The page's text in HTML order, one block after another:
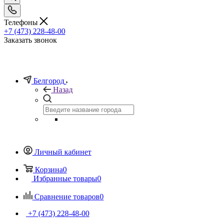
Телефоны
+7 (473) 228-48-00
Заказать звонок
Белгород
Назад
Личный кабинет
Корзина0
Избранные товары0
Сравнение товаров0
+7 (473) 228-48-00